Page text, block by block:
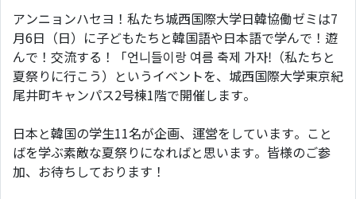
アンニョンハセヨ！私たち城西国際大学日韓協働ゼミは7
月6日（日）に子どもたちと韓国語や日本語で学んで！遊
んで！交流する！「언니들이랑 여름 축제 가자!（私たちと
夏祭りに行こう）というイベントを、城西国際大学東京紀
尾井町キャンパス2号棟1階で開催します。
日本と韓国の学生11名が企画、運営をしています。こと
ばを学ぶ素敵な夏祭りになればと思います。皆様のご参
加、お待ちしております！